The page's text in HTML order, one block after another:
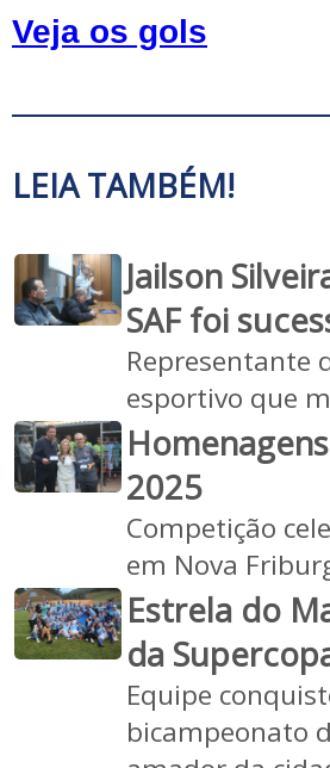
Veja os gols
LEIA TAMBÉM!
Jailson
SAF foi
Representante
esportivo que
2025
Competição
em Nova
Estrela do
da
Equipe
bicampeonato